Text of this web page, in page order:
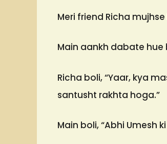
Meri friend Richa
Main aankh dabate hue
Richa boli, “Yaar, kya
santusht rakhta hoga.”
Main boli, “Abhi Umesh